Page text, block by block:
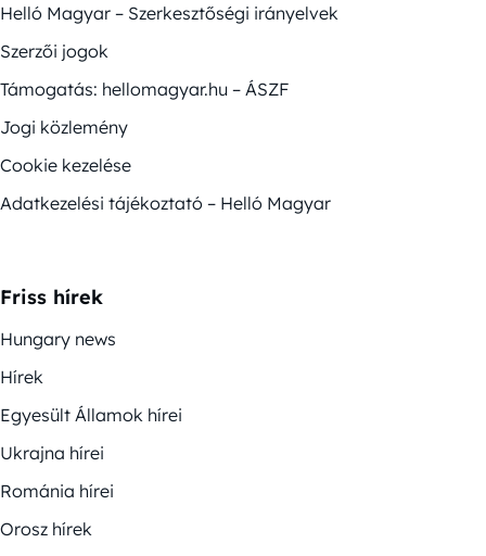
Helló Magyar – Szerkesztőségi irányelvek
Szerzői jogok
Támogatás: hellomagyar.hu – ÁSZF
Jogi közlemény
Cookie kezelése
Adatkezelési tájékoztató – Helló Magyar
Friss hírek
Hungary news
Hírek
Egyesült Államok hírei
Ukrajna hírei
Románia hírei
Orosz hírek